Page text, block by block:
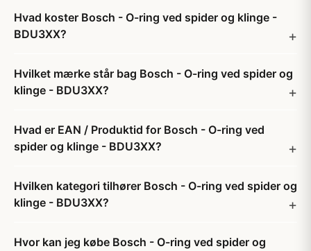
Hvad koster Bosch - O-ring ved spider og klinge -
BDU3XX?
Hvilket mærke står bag Bosch - O-ring ved spider og
klinge - BDU3XX?
Hvad er EAN / Produktid for Bosch - O-ring ved
spider og klinge - BDU3XX?
Hvilken kategori tilhører Bosch - O-ring ved spider og
klinge - BDU3XX?
Hvor kan jeg købe Bosch - O-ring ved spider og